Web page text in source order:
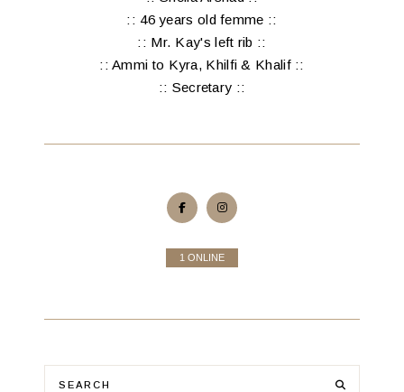
:: 46 years old femme ::
:: Mr. Kay's left rib ::
:: Ammi to Kyra, Khilfi & Khalif ::
:: Secretary ::
1 ONLINE